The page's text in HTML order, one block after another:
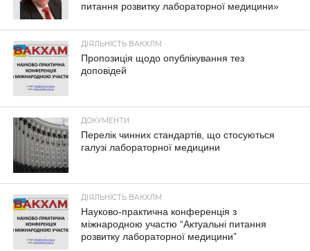
питання розвитку лабораторної медицини»
ДІЯЛЬНІСТЬ ВАКХЛМ
Пропозиція щодо опублікування тез
доповідей
ДОКУМЕНТИ
Перелік чинних стандартів, що стосуються
галузі лабораторної медицини
ДІЯЛЬНІСТЬ ВАКХЛМ
Науково-практична конференція з
міжнародною участю “Актуальні питання
розвитку лабораторної медицини”